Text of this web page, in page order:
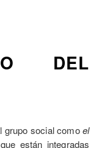
DEL
grupo social comoel
que están integradas